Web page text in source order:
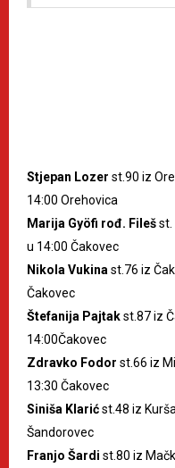
Stjepan Lozer st.90 iz
14:00 Orehovica
Marija Gyöfi rođ. Filešst.
u 14:00 Čakovec
Nikola Vukina st.76 iz
Čakovec
Štefanija Pajtakst.87 iz
14:00Čakovec
Zdravko Fodor st.66 iz
13:30 Čakovec
Siniša Klarićst.48 iz
Šandorovec
Franjo Šardi st.80 iz